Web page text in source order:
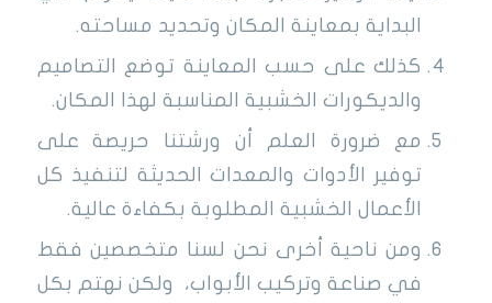
البداية بمعاينة المكان وتحديد مساحته.
كذلك على حسب المعاينة توضع التصاميم
والديكورات الخشبية المناسبة لهذا المكان.
مع ضرورة العلم أن ورشتنا حريصة على
توفير الأدوات والمعدات الحديثة لتنفيذ كل
الأعمال الخشبية المطلوبة بكفاءة عالية.
ومن ناحية أخرى نحن لسنا متخصصين فقط
في صناعة وتركيب الأبواب، ولكن نهتم بكل